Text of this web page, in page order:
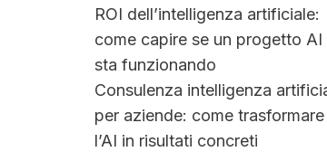
ROI dell’intelligenza artificiale:
come capire se un progetto AI
sta funzionando
Consulenza intelligenza
per aziende: come trasformare
l’AI in risultati concreti